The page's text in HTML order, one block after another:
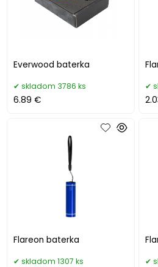
Everwood baterka
skladom 3786 ks
6.89 €
Flareon baterka
skladom 1307 ks